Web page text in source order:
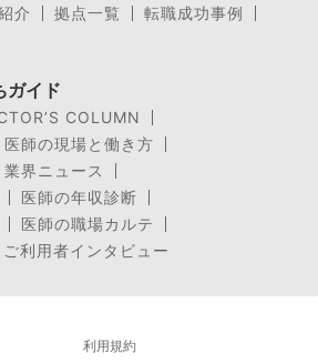
介
拠点一覧
転職成功事例
ガイド
COLUMN
医師の現場と働き方
業界ニュース
医師の年収診断
医師の職場カルテ
利用者インタビュー
利用規約